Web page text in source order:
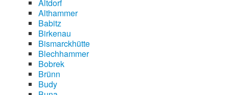
Altdorf
Althammer
Babitz
Birkenau
Bismarckhütte
Blechhammer
Bobrek
Brünn
Budy